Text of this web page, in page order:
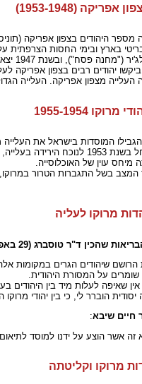
(1953-1948)
היהודים בצפון אפריקה
בארץ ובימי החסות הצרפתית על
1947 יצאה לארץ אוניית המעפילים "יהודה הלוי".
רבים בצפון אפריקה לעלות ארצה.
הגדולה ממרוקו התחדשה בשנת 1955, כשהיה ברור שמדינות צפון אפריקה עומדות
1955-1954
שינוי במדיניות זו החל
מיחס עוין של האוכלוסייה.
מרוקו לעליה
ד"ר טוסברג (29 באפריל 1952):
הרושם שיהודים הגרים במקומות
על המסורת היהודית.
שאיפה לעלות מיד בין היהודים
הוברר לי, כי בין יהודי
חיים שיבא:
זה אשר הוצע על ידנו למוסד
מרוקו וקליטתה